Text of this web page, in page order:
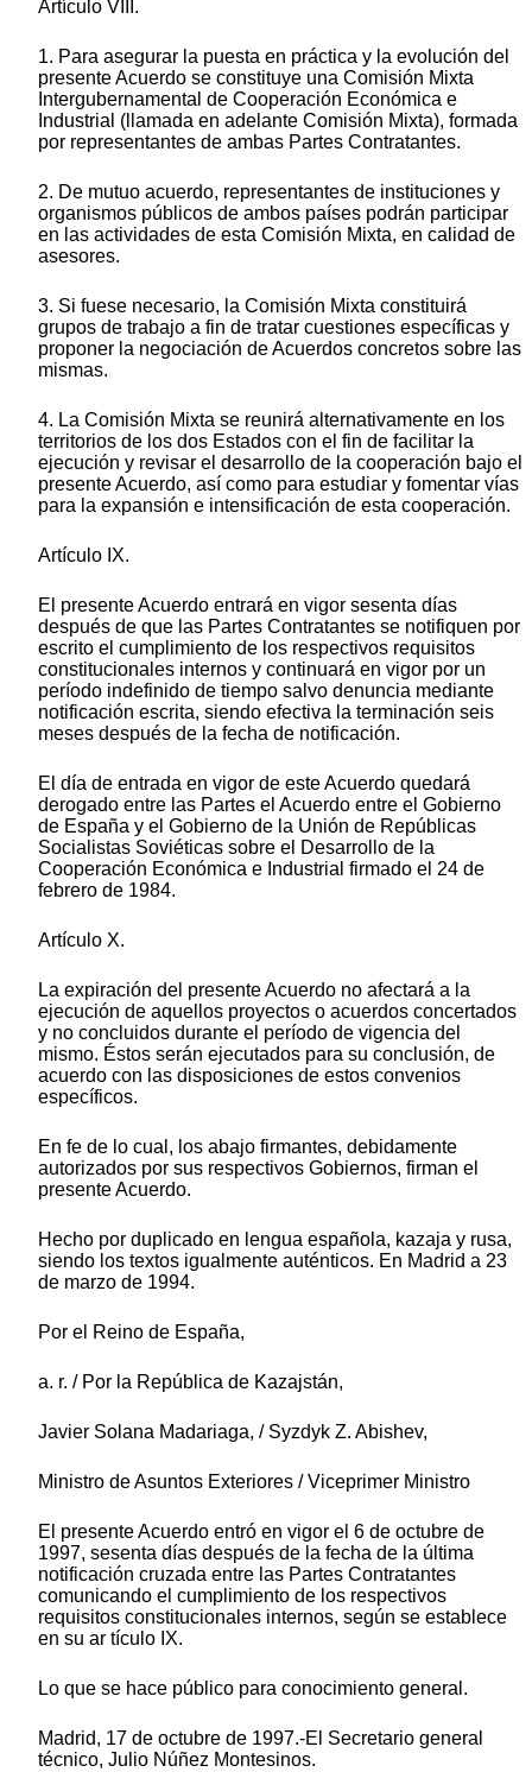
Artículo VIII.
1. Para asegurar la puesta en práctica y la evolución del
presente Acuerdo se constituye una Comisión Mixta
Intergubernamental de Cooperación Económica e
Industrial (llamada en adelante Comisión Mixta), formada
por representantes de ambas Partes Contratantes.
2. De mutuo acuerdo, representantes de instituciones y
organismos públicos de ambos países podrán participar
en las actividades de esta Comisión Mixta, en calidad de
asesores.
3. Si fuese necesario, la Comisión Mixta constituirá
grupos de trabajo a fin de tratar cuestiones específicas y
proponer la negociación de Acuerdos concretos sobre las
mismas.
4. La Comisión Mixta se reunirá alternativamente en los
territorios de los dos Estados con el fin de facilitar la
ejecución y revisar el desarrollo de la cooperación bajo el
presente Acuerdo, así como para estudiar y fomentar vías
para la expansión e intensificación de esta cooperación.
Artículo IX.
El presente Acuerdo entrará en vigor sesenta días
después de que las Partes Contratantes se notifiquen por
escrito el cumplimiento de los respectivos requisitos
constitucionales internos y continuará en vigor por un
período indefinido de tiempo salvo denuncia mediante
notificación escrita, siendo efectiva la terminación seis
meses después de la fecha de notificación.
El día de entrada en vigor de este Acuerdo quedará
derogado entre las Partes el Acuerdo entre el Gobierno
de España y el Gobierno de la Unión de Repúblicas
Socialistas Soviéticas sobre el Desarrollo de la
Cooperación Económica e Industrial firmado el 24 de
febrero de 1984.
Artículo X.
La expiración del presente Acuerdo no afectará a la
ejecución de aquellos proyectos o acuerdos concertados
y no concluidos durante el período de vigencia del
mismo. Éstos serán ejecutados para su conclusión, de
acuerdo con las disposiciones de estos convenios
específicos.
En fe de lo cual, los abajo firmantes, debidamente
autorizados por sus respectivos Gobiernos, firman el
presente Acuerdo.
Hecho por duplicado en lengua española, kazaja y rusa,
siendo los textos igualmente auténticos. En Madrid a 23
de marzo de 1994.
Por el Reino de España,
a. r. / Por la República de Kazajstán,
Javier Solana Madariaga, / Syzdyk Z. Abishev,
Ministro de Asuntos Exteriores / Viceprimer Ministro
El presente Acuerdo entró en vigor el 6 de octubre de
1997, sesenta días después de la fecha de la última
notificación cruzada entre las Partes Contratantes
comunicando el cumplimiento de los respectivos
requisitos constitucionales internos, según se establece
en su ar tículo IX.
Lo que se hace público para conocimiento general.
Madrid, 17 de octubre de 1997.-El Secretario general
técnico, Julio Núñez Montesinos.